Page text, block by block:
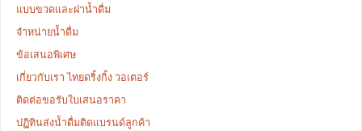
แบบขวดและฝาน้ำดื่ม
จำหน่ายน้ำดื่ม
ข้อเสนอพิเศษ
เกี่ยวกับเรา ไทยดริ้งกิ้ง วอเตอร์
ติดต่อขอรับใบเสนอราคา
ปฏิทินส่งน้ำดื่มติดแบรนด์ลูกค้า